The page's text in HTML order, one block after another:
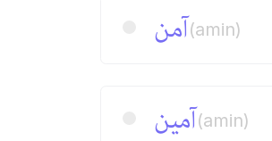
آمن(amin)
آمین(amin)